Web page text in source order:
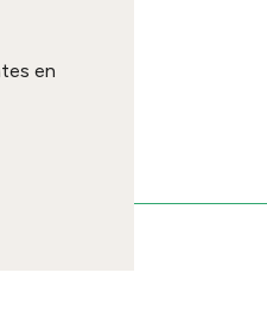
en